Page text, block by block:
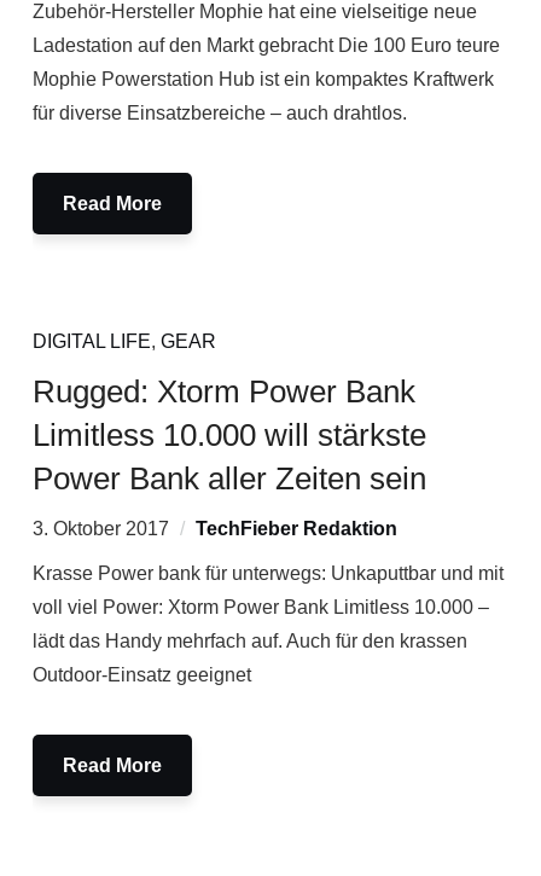
Zubehör-Hersteller Mophie hat eine vielseitige neue
Ladestation auf den Markt gebracht Die 100 Euro teure
Mophie Powerstation Hub ist ein kompaktes Kraftwerk
für diverse Einsatzbereiche – auch drahtlos.
Read More
DIGITAL LIFE, GEAR
Rugged: Xtorm Power Bank
Limitless 10.000 will stärkste
Power Bank aller Zeiten sein
3. Oktober 2017 TechFieber Redaktion
Krasse Power bank für unterwegs: Unkaputtbar und mit
voll viel Power: Xtorm Power Bank Limitless 10.000 –
lädt das Handy mehrfach auf. Auch für den krassen
Outdoor-Einsatz geeignet
Read More